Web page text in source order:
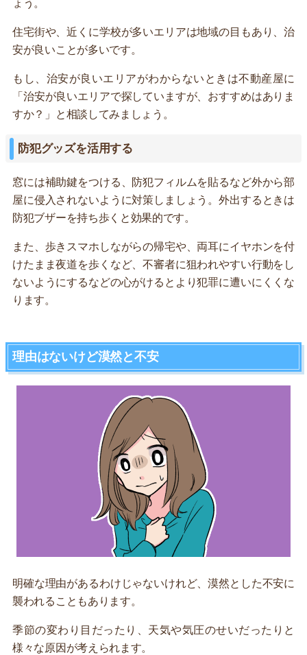
ょう。
住宅街や、近くに学校が多いエリアは地域の目もあり、治
安が良いことが多いです。
もし、治安が良いエリアがわからないときは不動産屋に
「治安が良いエリアで探していますが、おすすめはありま
すか？」と相談してみましょう。
防犯グッズを活用する
窓には補助鍵をつける、防犯フィルムを貼るなど外から部
屋に侵入されないように対策しましょう。外出するときは
防犯ブザーを持ち歩くと効果的です。
また、歩きスマホしながらの帰宅や、両耳にイヤホンを付
けたまま夜道を歩くなど、不審者に狙われやすい行動をし
ないようにするなどの心がけるとより犯罪に遭いにくくな
ります。
理由はないけど漠然と不安
明確な理由があるわけじゃないけれど、漠然とした不安に
襲われることもあります。
季節の変わり目だったり、天気や気圧のせいだったりと
様々な原因が考えられます。